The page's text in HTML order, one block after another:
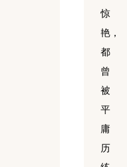
惊
艳，
都
曾
被
平
庸
历